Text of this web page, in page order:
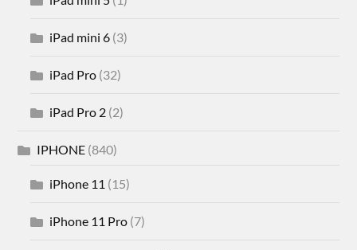
iPad mini 6 (3)
iPad Pro (32)
iPad Pro 2 (2)
IPHONE (840)
iPhone 11 (15)
iPhone 11 Pro (7)